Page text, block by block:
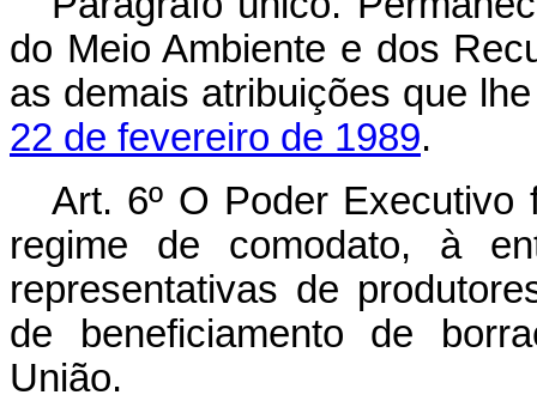
do Meio Ambiente e dos
as demais atribuições que
22 de fevereiro de 1989.
Art. 6º O Poder
regime de comodato, à
representativas de
de beneficiamento de
União.